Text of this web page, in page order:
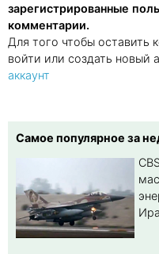
зарегистрированные
комментарии.
Для того чтобы оставить
войти или создать новый
аккаунт
Самое популярное за